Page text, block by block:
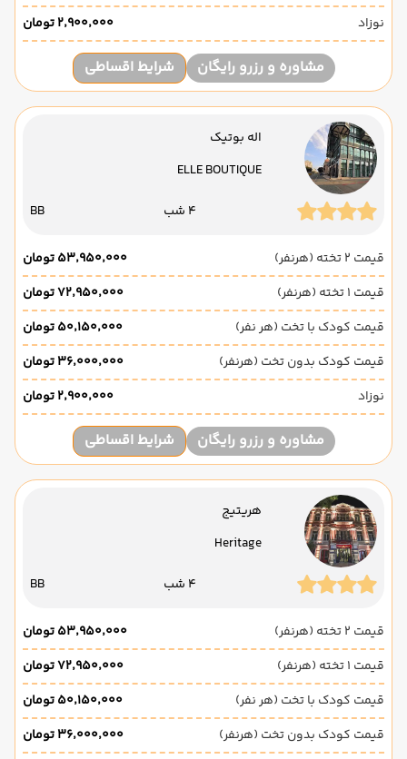
نوزاد ۲٬۹۰۰٬۰۰۰ تومان
مشاوره و رزرو رایگان شرایط اقساطی
اله بوتیک
ELLE BOUTIQUE
4 شب BB
قیمت 2 تخته (هرنفر)
۵۳٬۹۵۰٬۰۰۰ تومان
قیمت 1 تخته (هرنفر)
۷۲٬۹۵۰٬۰۰۰ تومان
قیمت کودک با تخت (هر نفر)
۵۰٬۱۵۰٬۰۰۰ تومان
قیمت کودک بدون تخت (هرنفر)
۳۶٬۰۰۰٬۰۰۰ تومان
نوزاد
۲٬۹۰۰٬۰۰۰ تومان
مشاوره و رزرو رایگان شرایط اقساطی
هریتیج
Heritage
4 شب BB
قیمت 2 تخته (هرنفر)
۵۳٬۹۵۰٬۰۰۰ تومان
قیمت 1 تخته (هرنفر)
۷۲٬۹۵۰٬۰۰۰ تومان
قیمت کودک با تخت (هر نفر)
۵۰٬۱۵۰٬۰۰۰ تومان
قیمت کودک بدون تخت (هرنفر)
۳۶٬۰۰۰٬۰۰۰ تومان